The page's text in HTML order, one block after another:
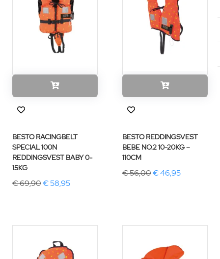
BESTO RACINGBELT
SPECIAL 100N
REDDINGSVEST BABY 0-
15KG
€ 69,90€ 58,95
BESTO REDDINGSVEST
BEBE NO.2 10-20KG –
110CM
€ 56,00€ 46,95